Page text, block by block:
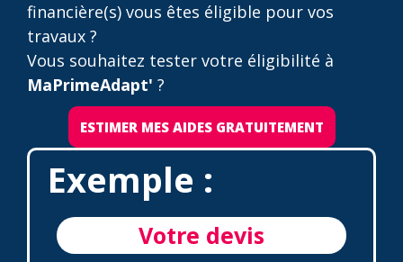
financière(s) vous êtes éligible pour vos
travaux ?
Vous souhaitez tester votre éligibilité à
MaPrimeAdapt' ?
ESTIMER MES AIDES GRATUITEMENT
Exemple :
Votre devis